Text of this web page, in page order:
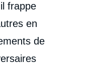
frappe
en
de